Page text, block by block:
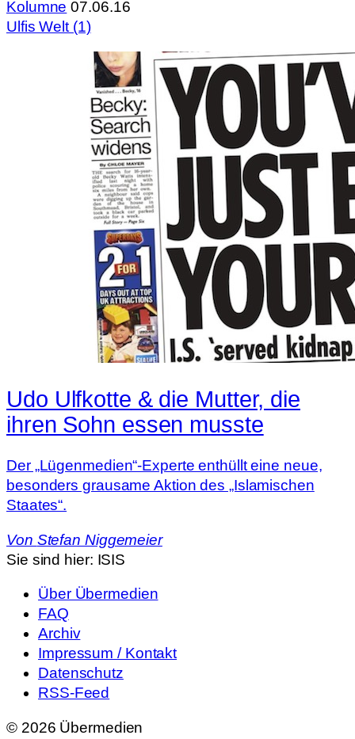
Kolumne 07.06.16
Ulfis Welt (1)
Udo Ulfkotte & die Mutter, die
ihren Sohn essen musste
Der „Lügenmedien“-Experte enthüllt eine neue,
besonders grausame Aktion des „Islamischen
Staates“.
Von Stefan Niggemeier
Sie sind hier: ISIS
Über Übermedien
FAQ
Archiv
Impressum / Kontakt
Datenschutz
RSS-Feed
© 2026 Übermedien